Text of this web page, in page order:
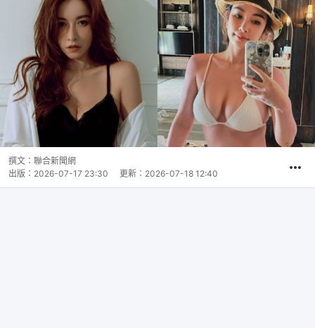
撰文： 聯合新聞網
出版： 2026-07-17 23:30 更新： 2026-07-18 12:40